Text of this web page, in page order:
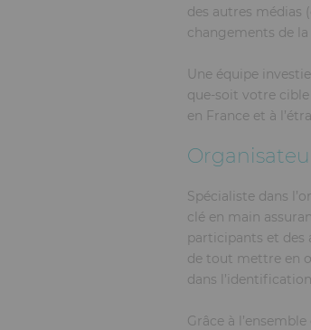
des autres médias
changements de la
Une équipe
que-soit votre
en France et à
Spécialiste dans
clé en main
participants et des
de tout mettre en
dans
Grâce à